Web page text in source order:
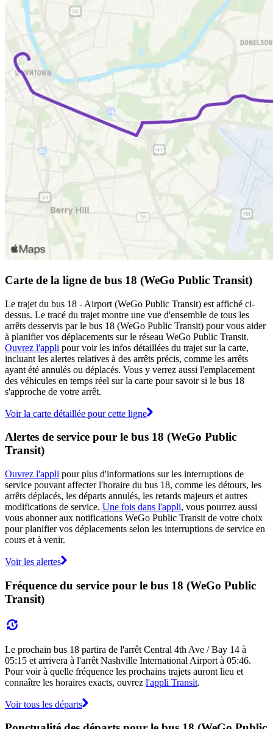
Carte de la ligne de bus 18 (WeGo Public Transit)
Le trajet du bus 18 - Airport (WeGo Public Transit) est affiché ci-
dessus. Le tracé du trajet montre une vue d'ensemble de tous les
arrêts desservis par le bus 18 (WeGo Public Transit) pour vous aider
à planifier vos déplacements sur le réseau WeGo Public Transit.
Ouvrez l'appli pour voir les infos détaillées du trajet sur la carte,
incluant les alertes relatives à des arrêts précis, comme les arrêts
ayant été annulés ou déplacés. Vous y verrez aussi l'emplacement
des véhicules en temps réel sur la carte pour savoir si le bus 18
s'approche de votre arrêt.
Voir la carte détaillée pour cette ligne
Alertes de service pour le bus 18 (WeGo Public
Transit)
Ouvrez l'appli pour plus d'informations sur les interruptions de
service pouvant affecter l'horaire du bus 18, comme les détours, les
arrêts déplacés, les départs annulés, les retards majeurs et autres
modifications de service. Une fois dans l'appli, vous pourrez aussi
vous abonner aux notifications WeGo Public Transit de votre choix
pour planifier vos déplacements selon les interruptions de service en
cours et à venir.
Voir les alertes
Fréquence du service pour le bus 18 (WeGo Public
Transit)
Le prochain bus 18 partira de l'arrêt Central 4th Ave / Bay 14 à
05:15 et arrivera à l'arrêt Nashville International Airport à 05:46.
Pour voir à quelle fréquence les prochains trajets auront lieu et
connaître les horaires exacts, ouvrez l'appli Transit.
Voir tous les départs